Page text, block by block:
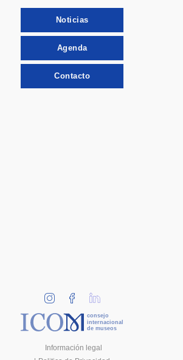
Noticias
Agenda
Contacto
consejo
internacional
de museos
Información legal